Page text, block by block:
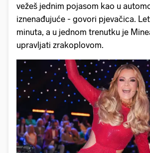
vežeš jednim pojasom kao u
iznenađujuće - govori pjevačica.
minuta, a u jednom trenutku je
upravljati zrakoplovom.